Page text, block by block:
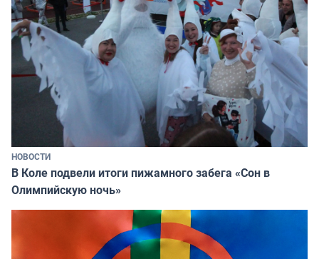
НОВОСТИ
В Коле подвели итоги пижамного забега «Сон в
Олимпийскую ночь»